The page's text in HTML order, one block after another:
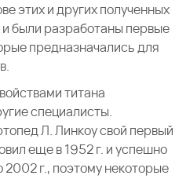
этих и других полученных
были разработаны первые
предназначались для
титана
специалисты.
Л. Линкоу свой первый
еще в 1952 г. и успешно
г., поэтому некоторые